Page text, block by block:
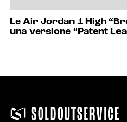
Le Air Jordan 1 High
una versione “Patent